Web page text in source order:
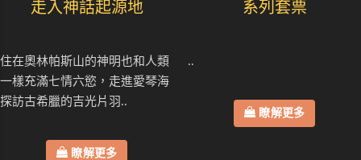
走入神話起源地
住在奧林帕斯山的神明也和人類
一樣充滿七情六慾，走進愛琴海
探訪古希臘的吉光片羽..
瞭解更多
系列套票
..
瞭解更多